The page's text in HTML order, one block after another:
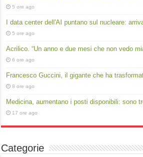
5 ore ago
I data center dell'AI puntano sul nucleare:
5 ore ago
Acrilico. “Un anno e due mesi che non vedo
6 ore ago
Francesco Guccini, il gigante che ha
8 ore ago
Medicina, aumentano i posti disponibili: sono
17 ore ago
Categorie